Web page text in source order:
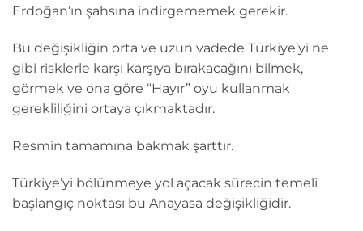
Erdoğan’ın şahsına indirgememek gerekir.
Bu değişikliğin orta ve uzun vadede Türkiye’yi ne
gibi risklerle karşı karşıya bırakacağını bilmek,
görmek ve ona göre “Hayır” oyu kullanmak
gerekliliğini ortaya çıkmaktadır.
Resmin tamamına bakmak şarttır.
Türkiye’yi bölünmeye yol açacak sürecin temeli
başlangıç noktası bu Anayasa değişikliğidir.